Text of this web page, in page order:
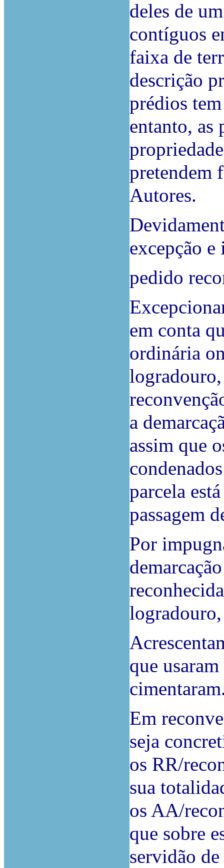
deles de
contíguos
faixa de
descrição
prédios
entanto, as
pretendem
Autores.
excepção
pedido
em conta
ordinária
a
assim que
parcela
passagem
Por
que
Em
seja
os RR/
sua
os AA/
que sobre
servidão